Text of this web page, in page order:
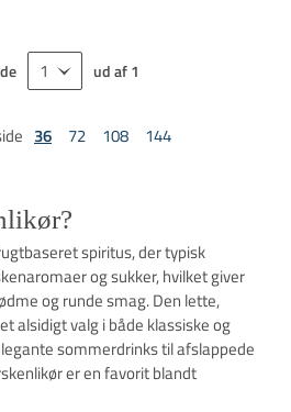
ud af 1
36 72 108 144
spiritus, der typisk
og sukker, hvilket giver
og runde smag. Den lette,
alsidigt valg i både klassiske og
sommerdrinks til afslappede
er en favorit blandt